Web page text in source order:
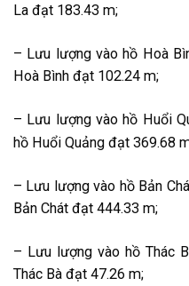
La đạt 183.43 m;
– Lưu lượng vào hồ Hoà
Hoà Bình đạt 102.24 m;
– Lưu lượng vào hồ Huổi
hồ Huổi Quảng đạt 369.68
– Lưu lượng vào hồ Bản
Bản Chát đạt 444.33 m;
– Lưu lượng vào hồ Thác
Thác Bà đạt 47.26 m;